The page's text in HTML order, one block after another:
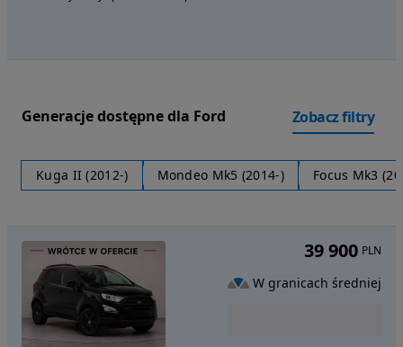
Generacje dostępne dla Ford Zobacz filtry
Kuga II (2012-) Mondeo Mk5 (2014-) Focus Mk3
39 900 PLN
W granicach średniej